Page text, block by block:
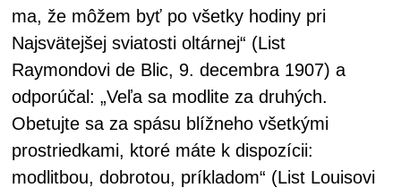
ma, že môžem byť po všetky hodiny pri
Najsvätejšej sviatosti oltárnej“ (List
Raymondovi de Blic, 9. decembra 1907) a
odporúčal: „Veľa sa modlite za druhých.
Obetujte sa za spásu blížneho všetkými
prostriedkami, ktoré máte k dispozícii:
modlitbou, dobrotou, príkladom“ (List Louisovi